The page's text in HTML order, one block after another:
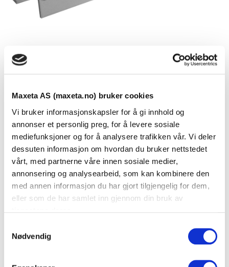
Maxeta AS (maxeta.no) bruker cookies
Vi bruker informasjonskapsler for å gi innhold og
annonser et personlig preg, for å levere sosiale
mediefunksjoner og for å analysere trafikken vår. Vi deler
dessuten informasjon om hvordan du bruker nettstedet
vårt, med partnerne våre innen sosiale medier,
annonsering og analysearbeid, som kan kombinere den
med annen informasjon du har gjort tilgjengelig for dem,
eller som de har samlet inn gjennom din bruk av
Nødvendig
Endeflens for MC170-1ELIF, eloksert
Se dokumenter
Endeflens for MAXCOMBI 170 innfelt
Standard farge: natureloksert (EL)
Andre farger leveres på forespørsel.
Dokumenter
Produktark